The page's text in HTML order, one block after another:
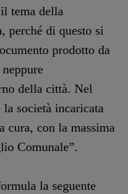
tema della
perché di questo si
prodotto da
della città. Nel
società incaricata
cura, con la massima
Comunale”.
la seguente